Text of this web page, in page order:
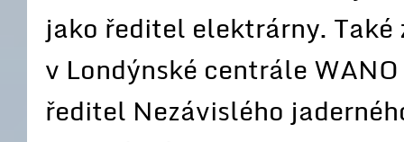
jako ředitel elektrárny.
v Londýnské centrále
ředitel Nezávislého